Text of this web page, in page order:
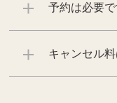
予約は必要で
キャンセル